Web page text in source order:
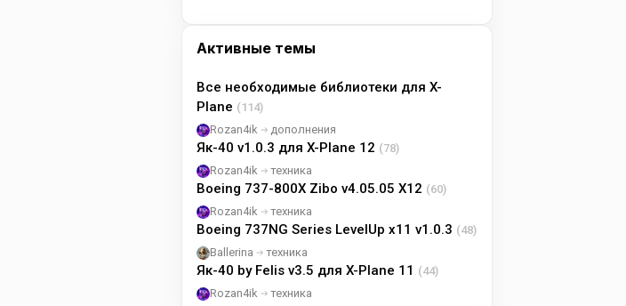
Активные темы
Все необходимые библиотеки для X-
Plane (114)
Rozan4ik
дополнения
Як-40 v1.0.3 для X-Plane 12 (78)
Rozan4ik
техника
Boeing 737-800X Zibo v4.05.05 X12 (60)
Rozan4ik
техника
Boeing 737NG Series LevelUp x11 v1.0.3 (48)
Ballerina
техника
Як-40 by Felis v3.5 для X-Plane 11 (44)
Rozan4ik
техника